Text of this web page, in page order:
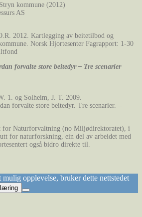
kommune (2012)
AS
2012. Kartlegging av beitetilbod og
Norsk Hjortesenter Fagrapport: 1-30
forvalte store beitedyr – Tre scenarier
1. og Solheim, J. T. 2009.
forvalte store beitedyr. Tre scenarier. –
for Naturforvaltning (no Miljødirektoratet), i
for naturforskning, ein del av arbeidet med
også bidro direkte til.
opplevelse, bruker dette nettstedet